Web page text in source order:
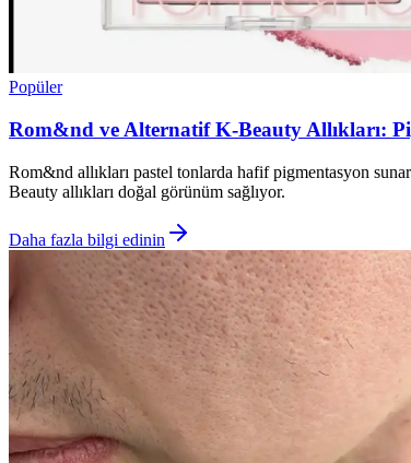
Popüler
Rom&nd ve Alternatif K-Beauty Allıkları:
Rom&nd allıkları pastel tonlarda hafif pigmentasyon
Beauty allıkları doğal görünüm sağlıyor.
Daha fazla bilgi edinin